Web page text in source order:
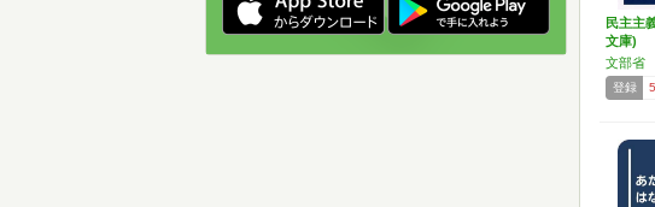
民主主
文庫)
文部省
登録